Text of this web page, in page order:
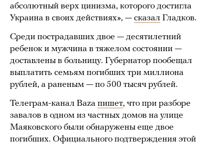
абсолютный верх цинизма, которого достигла
Украина в своих действиях», — сказал Гладков.
Среди пострадавших двое — десятилетний
ребенок и мужчина в тяжелом состоянии —
доставлены в больницу. Губернатор пообещал
выплатить семьям погибших три миллиона
рублей, а раненым — по 500 тысяч рублей.
Телеграм-канал Baza пишет, что при разборе
завалов в одном из частных домов на улице
Маяковского были обнаружены еще двое
погибших. Официального подтверждения этой